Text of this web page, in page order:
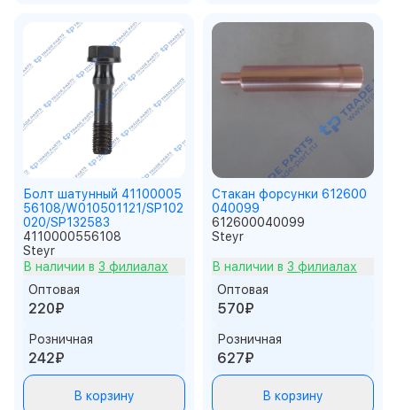
Болт шатунный 41100005
56108/W010501121/SP102
020/SP132583
4110000556108
Steyr
В наличии в 3 филиалах
Оптовая
220₽
Розничная
242₽
В корзину
Стакан форсунки 612600
040099
612600040099
Steyr
В наличии в 3 филиалах
Оптовая
570₽
Розничная
627₽
В корзину